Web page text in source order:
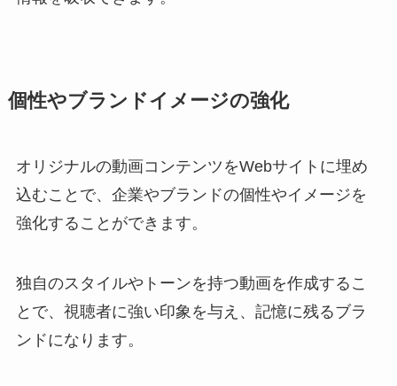
個性やブランドイメージの強化
オリジナルの動画コンテンツをWebサイトに埋め
込むことで、企業やブランドの個性やイメージを
強化することができます。
独自のスタイルやトーンを持つ動画を作成するこ
とで、視聴者に強い印象を与え、記憶に残るブラ
ンドになります。